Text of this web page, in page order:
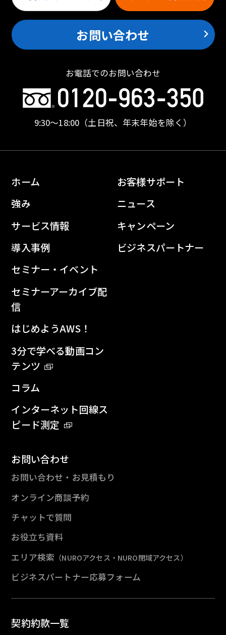
お問い合わせ
お電話でのお問い合わせ
9:30〜18:00 （土日祝、年末年始を除く）
ホーム
強み
サービス情報
導入事例
セミナー・イベント
セミナーアーカイブ配
信
はじめようAWS！
3分で学べる動画コン
テンツ
コラム
インターネット回線ス
ピード測定
お客様サポート
ニュース
キャンペーン
ビジネスパートナー
お問い合わせ
お問い合わせ・お見積もり
オンライン商談予約
チャットで質問
お役立ち資料
エリア検索 （NUROアクセス・NURO閉域アクセス）
ビジネスパートナー応募フォーム
契約約款一覧